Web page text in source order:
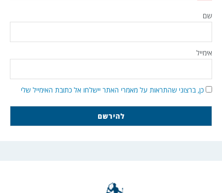
שם
אימייל
כן, ברצוני שהתראות על מאמרי האתר יישלחו אל כתובת האימייל שלי